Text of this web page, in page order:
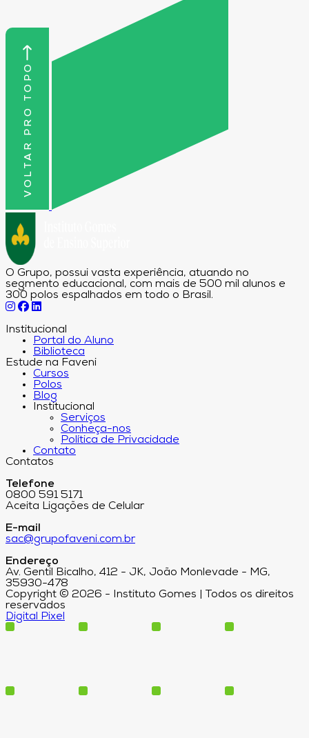
VOLTAR PRO TOPO
O Grupo, possui vasta experiência, atuando no
segmento educacional, com mais de 500 mil alunos e
300 polos espalhados em todo o Brasil.
Institucional
Portal do Aluno
Biblioteca
Estude na Faveni
Cursos
Polos
Blog
Institucional
Serviços
Conheça-nos
Política de Privacidade
Contato
Contatos
Telefone
0800 591 5171
Aceita Ligações de Celular
E-mail
sac@grupofaveni.com.br
Endereço
Av. Gentil Bicalho, 412 - JK, João Monlevade - MG,
35930-478
Copyright © 2026 - Instituto Gomes | Todos os direitos
reservados
Digital Pixel